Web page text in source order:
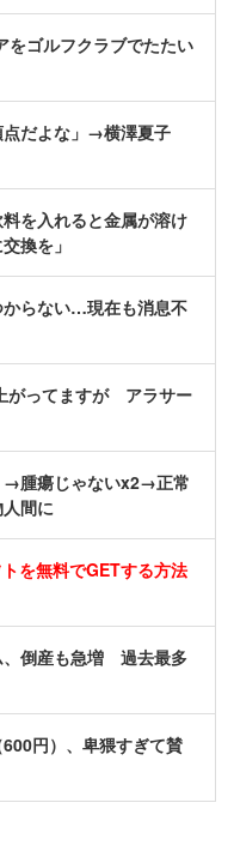
をゴルフクラブでたたい
点だよな」→横澤夏子
を入れると金属が溶け
換を」
からない…現在も消息不
がってますが アラサー
→腫瘍じゃないx2→正常
間に
を無料でGETする方法
、倒産も急増 過去最多
円）、卑猥すぎて賛